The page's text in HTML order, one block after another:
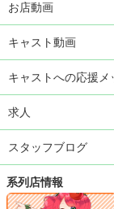
お店動画
キャスト動画
キャストへの応援メ
求人
スタッフブログ
系列店情報